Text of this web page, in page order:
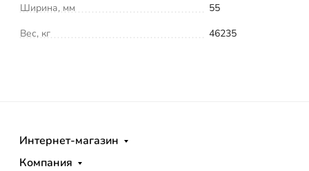
Ширина, мм
55
Вес, кг
46235
Интернет-магазин
Компания